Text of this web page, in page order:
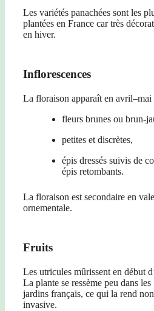
Les variétés panachées sont les
plantées en France car très
en hiver.
Inflorescences
La floraison apparaît en avril–mai
fleurs brunes ou brun-
petites et discrètes,
épis dressés suivis de
épis retombants.
La floraison est secondaire en
ornementale.
Fruits
Les utricules mûrissent en début
La plante se ressème peu dans les
jardins français, ce qui la rend non
invasive.